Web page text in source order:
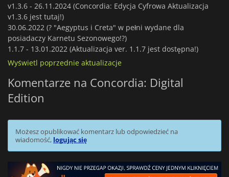
v1.3.6 - 26.11.2024 (Concordia: Edycja Cyfrowa Aktualizacja
v1.3.6 jest tutaj!)
30.06.2022 (? "Aegyptus i Creta" w pełni wydane dla
posiadaczy Karnetu Sezonowego!?)
1.1.7 - 13.01.2022 (Aktualizacja ver. 1.1.7 jest dostępna!)
Wyświetl poprzednie aktualizacje
Komentarze na Concordia: Digital
Edition
Możesz opublikować komentarz lub odpowiedzieć na
wiadomość, logując się